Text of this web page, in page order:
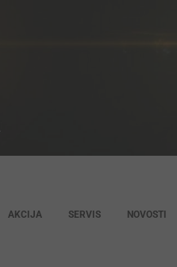
AKCIJA SERVIS NOVOSTI